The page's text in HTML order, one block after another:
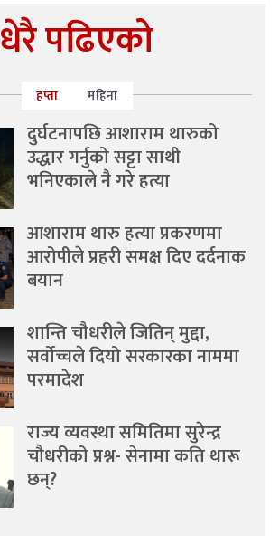
धेरै पढिएको
हप्ता महिना
दुर्घटनापछि आशाराम थारुको
उद्धार गर्नुको सट्टा साथी
भनिएकाले नै गरे हत्या
आशाराम थारु हत्या प्रकरणमा
आरोपीले प्रहरी समक्ष दिए दर्दनाक
बयान
शान्ति चौधरीले जितिन् मुद्दा,
सर्वोच्चले दियो सरकारका नाममा
परमादेश
राज्य व्यवस्था समितिमा सुरेन्द्र
चौधरीको प्रश्न- सेनामा कति थारू
छन्?